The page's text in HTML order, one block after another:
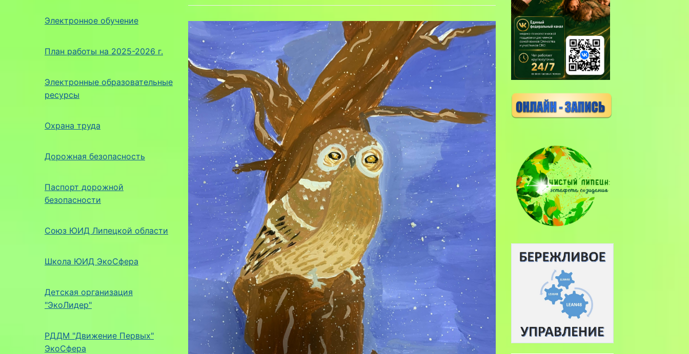
Электронное обучение
План работы на 2025-2026 г.
Электронные образовательные
ресурсы
Охрана труда
Дорожная безопасность
Паспорт дорожной
безопасности
Союз ЮИД Липецкой области
Школа ЮИД ЭкоСфера
Детская организация
"ЭкоЛидер"
РДДМ "Движение Первых"
ЭкоСфера